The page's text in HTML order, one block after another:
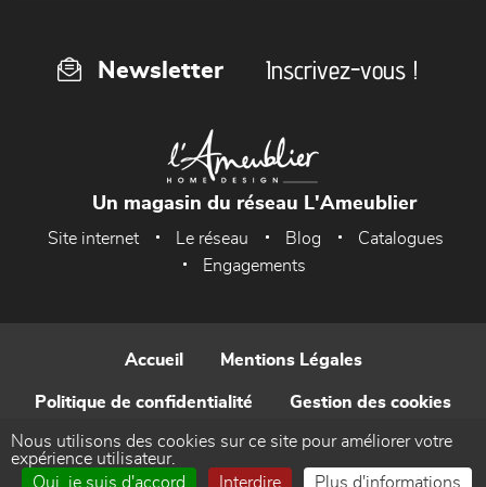
Newsletter Inscrivez-vous !
Un magasin du réseau L'Ameublier
Site internet Le réseau Blog
Catalogues
Engagements
Accueil Mentions Légales
Politique de confidentialité Gestion des cookies
Contact
Nous utilisons des cookies sur ce site pour améliorer votre
expérience utilisateur.
Oui, je suis d'accord
Interdire Plus d'informations